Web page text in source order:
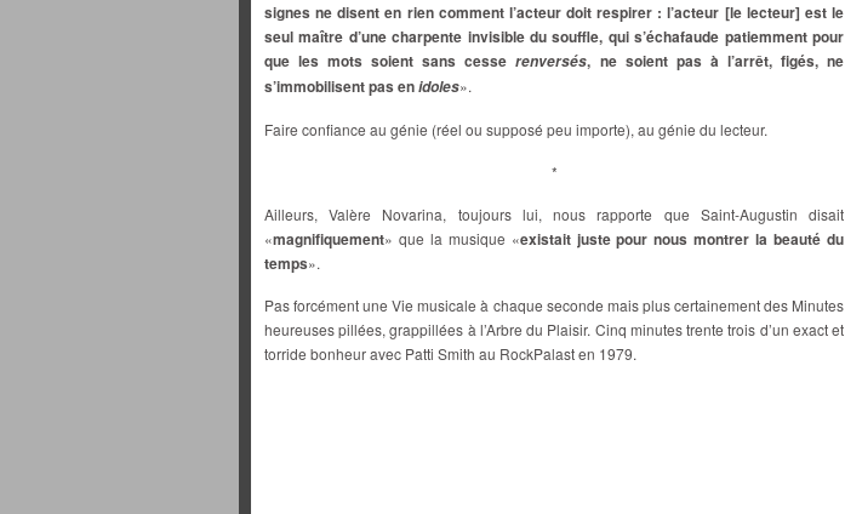
signes ne disent en rien comment l’acteur doit respirer : l’acteur [le lecteur] est le
seul maître d’une charpente invisible du souffle, qui s’échafaude patiemment pour
que les mots soient sans cesserenversés, ne soient pas à l’arrêt, figés, ne
s’immobilisent pas enidoles».
Faire confiance au génie (réel ou supposé peu importe), au génie du lecteur.
*
Ailleurs, Valère Novarina, toujours lui, nous rapporte que Saint-Augustin disait
«magnifiquement» que la musique «existait juste pour nous montrer la beauté du
temps».
Pas forcément une Vie musicale à chaque seconde mais plus certainement des Minutes
heureuses pillées, grappillées à l’Arbre du Plaisir. Cinq minutes trente trois d’un exact et
torride bonheur avec Patti Smith au RockPalast en 1979.